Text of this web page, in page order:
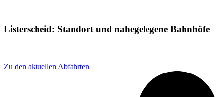
Listerscheid: Standort und nahegelegene Bahnhöfe
Zu den aktuellen Abfahrten